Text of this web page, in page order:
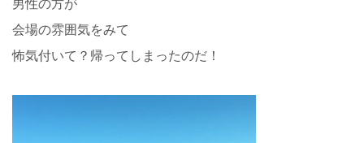
男性の方が
会場の雰囲気をみて
怖気付いて？帰ってしまったのだ！